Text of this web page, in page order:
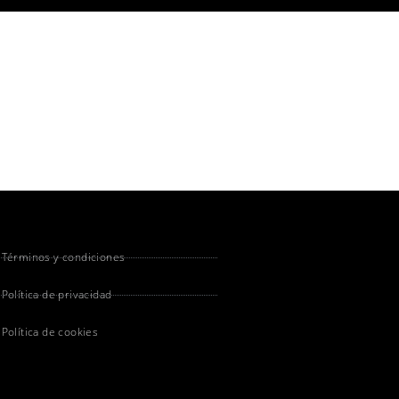
Términos y condiciones
Política de privacidad
Política de cookies